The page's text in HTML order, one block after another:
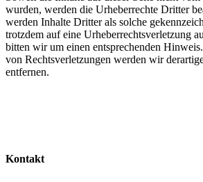
wurden, werden die Urheberrechte Dritter
werden Inhalte Dritter als solche
trotzdem auf eine Urheberrechtsverletzung
bitten wir um einen entsprechenden
von Rechtsverletzungen werden wir
entfernen.
Kontakt